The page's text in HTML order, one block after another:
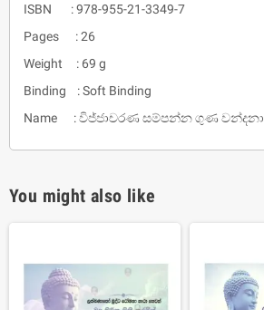
ISBN : 978-955-21-3349-7
Pages : 26
Weight : 69 g
Binding : Soft Binding
Name : විජ්ජාචරණ සම්පන්න ගුණ වන්දනා
You might also like